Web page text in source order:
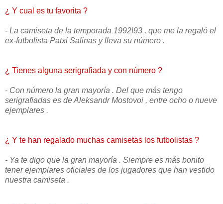
¿ Y cual es tu favorita ?
- La camiseta de la temporada 1992\93 , que me la regaló el
ex-futbolista Patxi Salinas y lleva su número .
¿ Tienes alguna serigrafiada y con número ?
- Con número la gran mayoría . Del que más tengo
serigrafiadas es de Aleksandr Mostovoi , entre ocho o nueve
ejemplares .
¿ Y te han regalado muchas camisetas los futbolistas ?
- Ya te digo que la gran mayoría . Siempre es más bonito
tener ejemplares oficiales de los jugadores que han vestido
nuestra camiseta .